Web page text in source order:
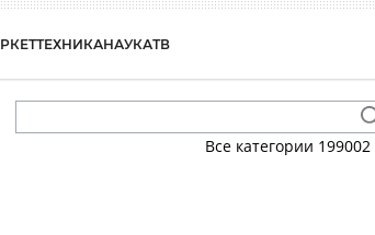
ТЕХНИКАНАУКАТВ
Все категории 199002